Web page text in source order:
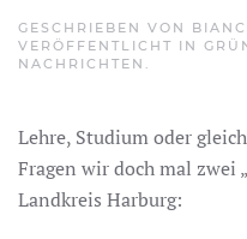
GESCHRIEBEN VON
VERÖFFENTLICHT IN
NACHRICHTEN
Lehre, Studium oder
Fragen wir doch mal zwei
Landkreis Harburg: